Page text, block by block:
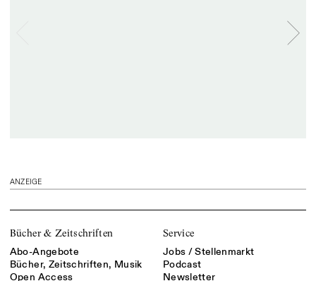
ANZEIGE
Bücher & Zeitschriften
Abo-Angebote
Bücher, Zeitschriften, Musik
Open Access
Service
Jobs / Stellenmarkt
Podcast
Newsletter